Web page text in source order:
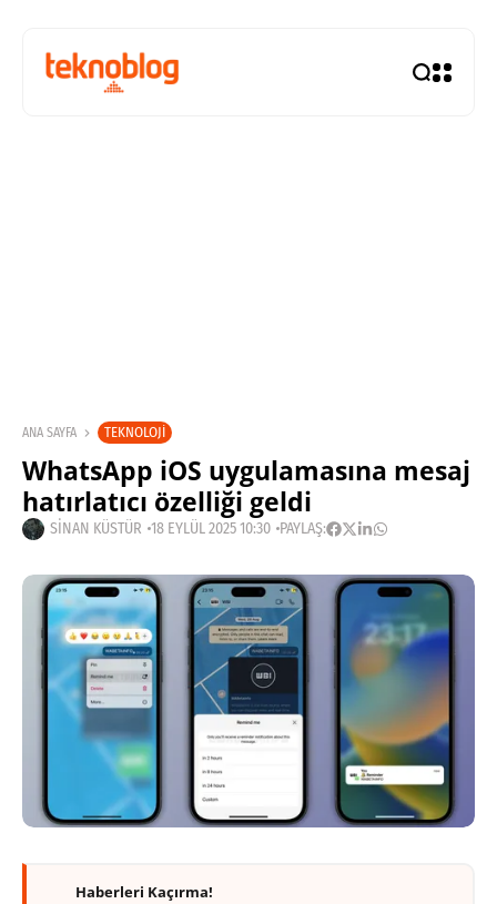
ANA SAYFA TEKNOLOJI
WhatsApp iOS uygulamasına mesaj
hatırlatıcı özelliği geldi
SINAN KÜSTÜR 18 EYLÜL 2025 10:30 PAYLAŞ:
Haberleri Kaçırma!